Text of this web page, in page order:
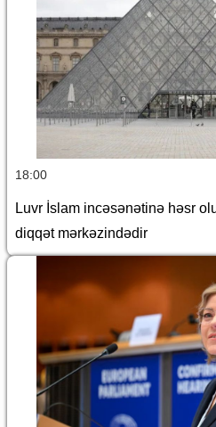
18:00
Luvr İslam incəsənətinə həsr
diqqət mərkəzindədir